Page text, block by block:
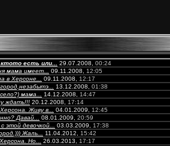
есть или... 29.07.2008, 00:24
мама имеет... 09.11.2008, 12:05
в Херсоне... 09.11.2008, 12:17
13.12.2008, 01:38
мама... 14.12.2008, 14:47
ждать!!! 20.12.2008, 17:14
Живу в... 04.01.2009, 12:45
Давай... 08.01.2009, 20:59
этой девочкой... 03.03.2009, 17:38
Жаль... 11.04.2012, 15:42
Но... 26.03.2013, 17:17